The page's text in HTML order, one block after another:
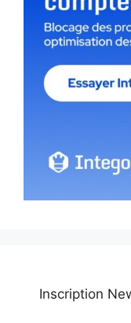
Inscription